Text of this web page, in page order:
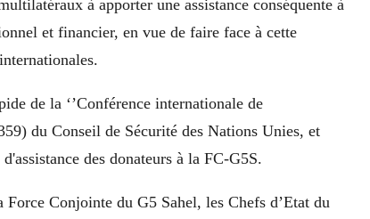
à apporter une assistance conséquente à
et financier, en vue de faire face à cette
de la ‘’Conférence internationale de
du Conseil de Sécurité des Nations Unies, et
des donateurs à la FC-G5S.
Conjointe du G5 Sahel, les Chefs d’Etat du